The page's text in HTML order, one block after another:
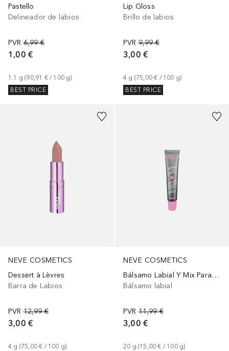
Pastello
Delineador de labios
PVR 6,99 €
1,00 €
1.1 g (90,91 € / 100 g)
BEST PRICE
Lip Gloss
Brillo de labios
PVR 9,99 €
3,00 €
4 g (75,00 € / 100 g)
BEST PRICE
NEVE COSMETICS
Dessert à Lèvres
Barra de Labios
PVR 12,99 €
3,00 €
4 g (75,00 € / 100 g)
+ 5
NEVE COSMETICS
Bálsamo Labial Y Mix Para Labios
Bálsamo labial
PVR 11,99 €
3,00 €
20 g (15,00 € / 100 g)